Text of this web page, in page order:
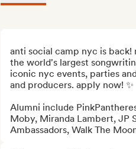
anti social camp nyc is
the world's largest
iconic nyc events, parties
and producers. apply now! ✨
Alumni include
Moby, Miranda Lambert, JP
Ambassadors, Walk The